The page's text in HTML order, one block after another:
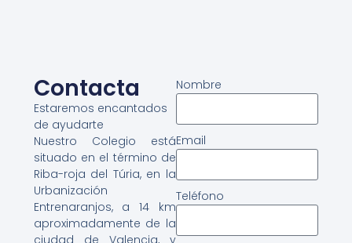
Contacta
Estaremos encantados
de ayudarte
Nuestro Colegio está
situado en el término de
Riba-roja del Túria, en la
Urbanización
Entrenaranjos, a 14 km
aproximadamente de la
Nombre
Email
Teléfono